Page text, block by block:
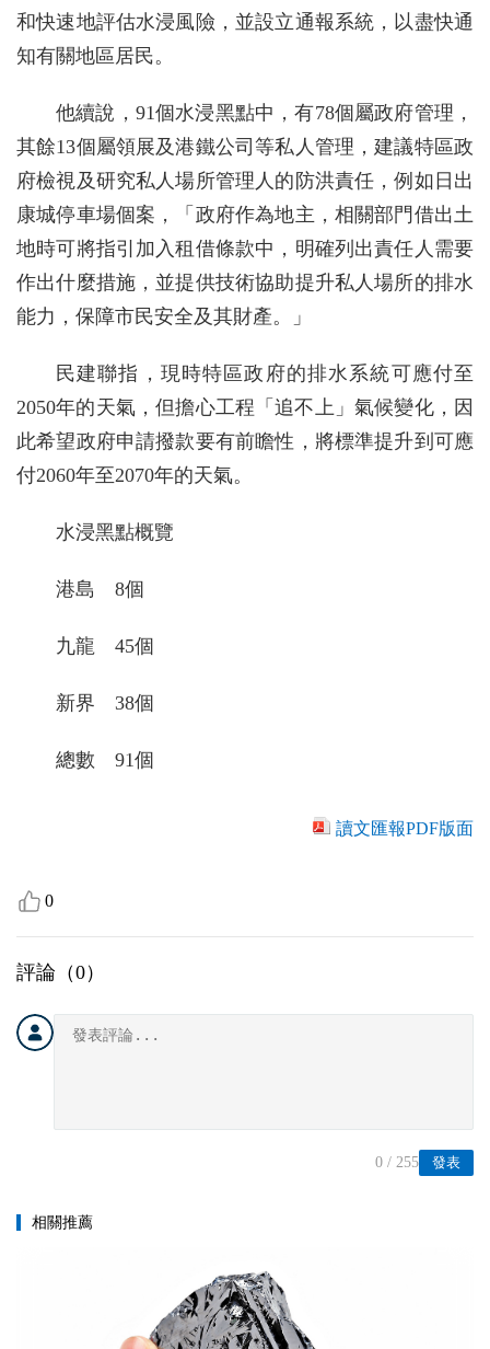
和快速地評估水浸風險，並設立通報系統，以盡快通
知有關地區居民。
他續說，91個水浸黑點中，有78個屬政府管理，
其餘13個屬領展及港鐵公司等私人管理，建議特區政
府檢視及研究私人場所管理人的防洪責任，例如日出
康城停車場個案，「政府作為地主，相關部門借出土
地時可將指引加入租借條款中，明確列出責任人需要
作出什麼措施，並提供技術協助提升私人場所的排水
能力，保障市民安全及其財產。」
民建聯指，現時特區政府的排水系統可應付至
2050年的天氣，但擔心工程「追不上」氣候變化，因
此希望政府申請撥款要有前瞻性，將標準提升到可應
付2060年至2070年的天氣。
水浸黑點概覽
港島 8個
九龍 45個
新界 38個
總數 91個
讀文匯報PDF版面
0
評論（0）
發表
0 / 255
相關推薦